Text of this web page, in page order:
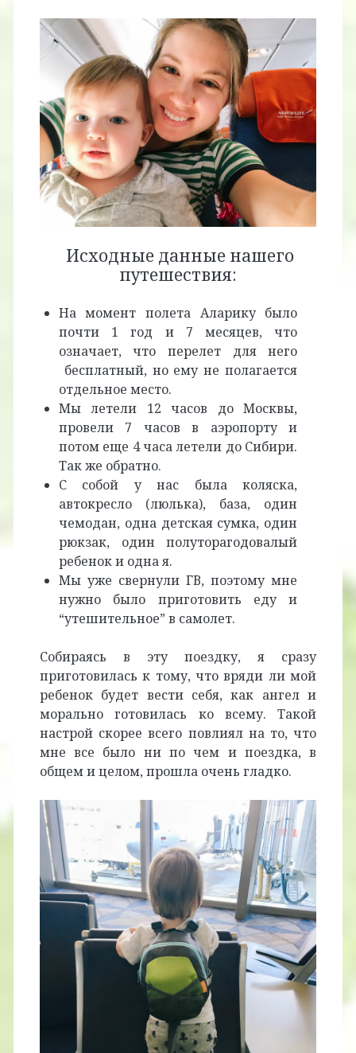
Исходные данные нашего
путешествия:
На момент полета Аларику было
почти 1 год и 7 месяцев, что
означает, что перелет для него
бесплатный, но ему не полагается
отдельное место.
Мы летели 12 часов до Москвы,
провели 7 часов в аэропорту и
потом еще 4 часа летели до Сибири.
Так же обратно.
С собой у нас была коляска,
автокресло (люлька), база, один
чемодан, одна детская сумка, один
рюкзак, один полуторагодовалый
ребенок и одна я.
Мы уже свернули ГВ, поэтому мне
нужно было приготовить еду и
“утешительное” в самолет.
Собираясь в эту поездку, я сразу
приготовилась к тому, что вряди ли мой
ребенок будет вести себя, как ангел и
морально готовилась ко всему. Такой
настрой скорее всего повлиял на то, что
мне все было ни по чем и поездка, в
общем и целом, прошла очень гладко.